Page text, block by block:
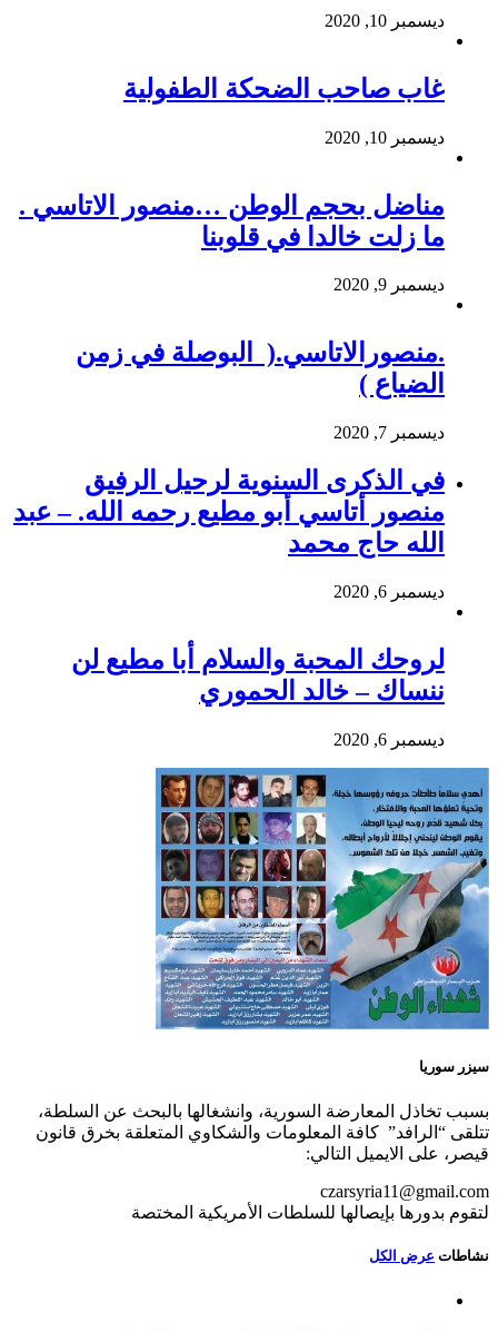
ديسمبر 10, 2020
غاب صاحب الضحكة الطفولية
ديسمبر 10, 2020
مناضل بحجم الوطن …منصور الاتاسي .
ما زلت خالدا في قلوبنا
ديسمبر 9, 2020
.منصورالاتاسي.( البوصلة في زمن
الضياع )
ديسمبر 7, 2020
في الذكرى السنوية لرحيل الرفيق
منصور أتاسي أبو مطيع رحمه الله. – عبد
الله حاج محمد
ديسمبر 6, 2020
لروحك المحبة والسلام أبا مطيع لن
ننساك – خالد الحموري
ديسمبر 6, 2020
سيزر سوريا
بسبب تخاذل المعارضة السورية، وانشغالها بالبحث عن السلطة،
تتلقى “الرافد” كافة المعلومات والشكاوي المتعلقة بخرق قانون
قيصر، على الايميل التالي:
czarsyria11@gmail.com
لتقوم بدورها بإيصالها للسلطات الأمريكية المختصة
نشاطات عرض الكل